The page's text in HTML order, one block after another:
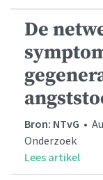
De
Bron: NTvG •
Onderzoek
Lees artikel